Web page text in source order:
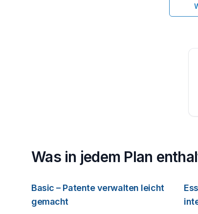
Was in jedem Plan
Basic – Patente verwalten leicht
gemacht